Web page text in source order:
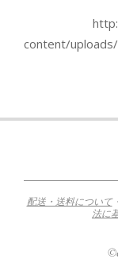
content/
09-
配送・送料について・
法に